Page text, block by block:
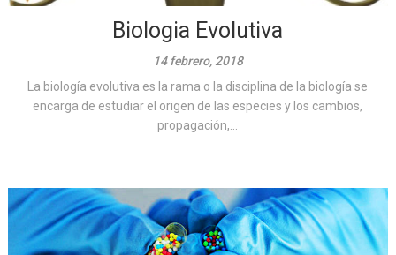
Biologia Evolutiva
14 febrero, 2018
La biología evolutiva es la rama o la disciplina de la biología se
encarga de estudiar el origen de las especies y los cambios,
propagación,...